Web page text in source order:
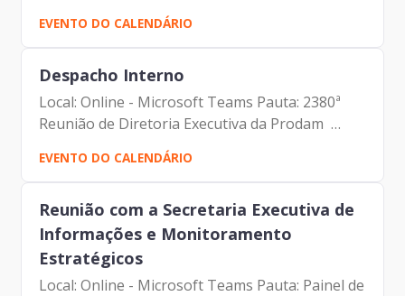
– Presidente | Prodam-SP - André Tomiatto de
Oliveira - Assessor da Presidência | Prodam-SP
- Malde...
EVENTO DO CALENDÁRIO
Despacho Interno
Local: Online - Microsoft Teams Pauta: 2380ª
Reunião de Diretoria Executiva da Prodam
Participantes: - Francisco Forbes – Presidente |
Prodam-SP - André Tomiatto - Assessor da
Presidência |...
EVENTO DO CALENDÁRIO
Reunião com a Secretaria Executiva de
Informações e Monitoramento
Estratégicos
Local: Online - Microsoft Teams Pauta: Painel de